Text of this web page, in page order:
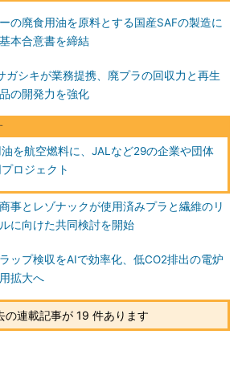
の廃食用油を原料とする国産SAFの製造に
本合意書を締結
ガシキが業務提携、廃プラの回収力と再生
の開発力を強化
を航空燃料に、JALなど29の企業や団体
ロジェクト
事とレゾナックが使用済みプラと繊維のリ
に向けた共同検討を開始
ップ検収をAIで効率化、低CO2排出の電炉
拡大へ
の連載記事が 19 件あります